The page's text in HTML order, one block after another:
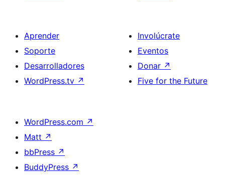
Aprender
Soporte
Desarrolladores
WordPress.tv ↗
Involúcrate
Eventos
Donar ↗
Five for the Future
WordPress.com ↗
Matt ↗
bbPress ↗
BuddyPress ↗